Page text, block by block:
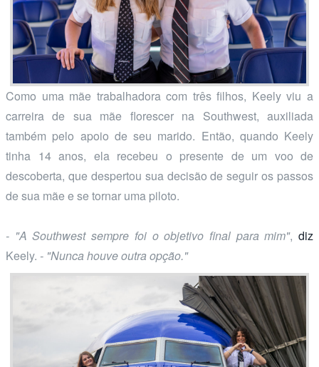
Como uma mãe trabalhadora com três filhos, Keely viu a
carreira de sua mãe florescer na Southwest, auxiliada
também pelo apoio de seu marido. Então, quando Keely
tinha 14 anos, ela recebeu o presente de um voo de
descoberta, que despertou sua decisão de seguir os passos
de sua mãe e se tornar uma piloto.
- "A Southwest sempre foi o objetivo final para mim",diz
Keely. - "Nunca houve outra opção."